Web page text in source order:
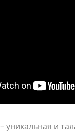
– уникальная и